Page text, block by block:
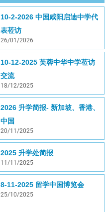
10-2-2026 中国咸阳启迪中学代
表莅访
26/01/2026
10-12-2025 芙蓉中华中学莅访
交流
18/12/2025
2026 升学简报- 新加坡、香港、
中国
20/11/2025
2025 升学处简报
11/11/2025
8-11-2025 留学中国博览会
25/10/2025